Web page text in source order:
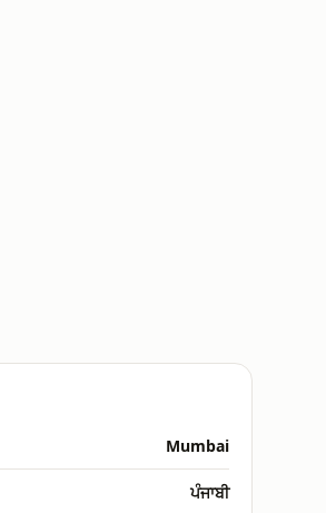
Mumbai
ਪੰਜਾਬੀ